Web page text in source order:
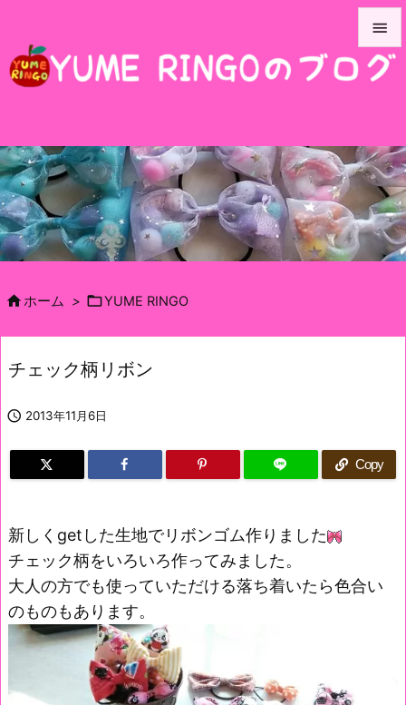



前へ

次へ

ホーム > YUME RINGO
チェック柄リボン
 2013年11月6日
Copy
新しくgetした生地でリボンゴム作りました
チェック柄をいろいろ作ってみました。
大人の方でも使っていただける落ち着いたら色合い
のものもあります。